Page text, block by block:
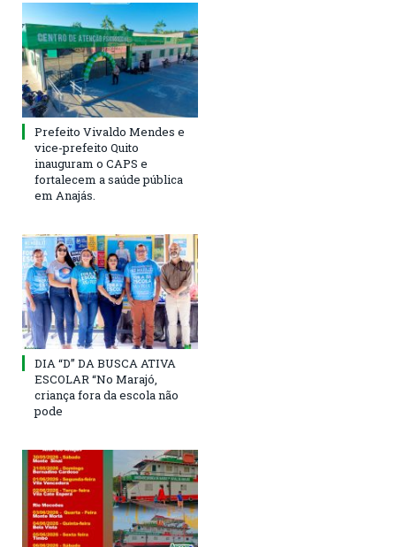
Prefeito Vivaldo Mendes e
vice-prefeito Quito
inauguram o CAPS e
fortalecem a saúde pública
em Anajás.
DIA “D” DA BUSCA ATIVA
ESCOLAR “No Marajó,
criança fora da escola não
pode